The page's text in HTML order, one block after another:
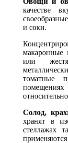
качестве
и соки.
макаронные
или
томатные
Солод,
хранят в
стеллажах
применяются